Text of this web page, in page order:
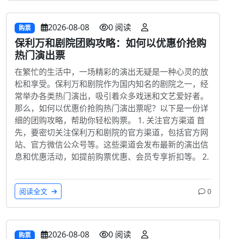
购票 2026-08-08 0 阅读
保利万和剧院团购攻略：如何以优惠价抢购
热门演出票
在繁忙的生活中，一场精彩的演出无疑是一种心灵的放
松和享受。保利万和剧院作为国内知名的剧院之一，经
常举办各类热门演出，吸引着众多戏迷和文艺爱好者。
那么，如何以优惠价抢购热门演出票呢？以下是一份详
细的团购攻略，帮助你轻松购票。 1. 关注官方渠道 首
先，要密切关注保利万和剧院的官方渠道，包括官方网
站、官方微信公众号等。这些渠道会发布最新的演出信
息和优惠活动，如提前购票优惠、会员专享折扣等。 2.
阅读全文 0
购票 2026-08-08 0 阅读